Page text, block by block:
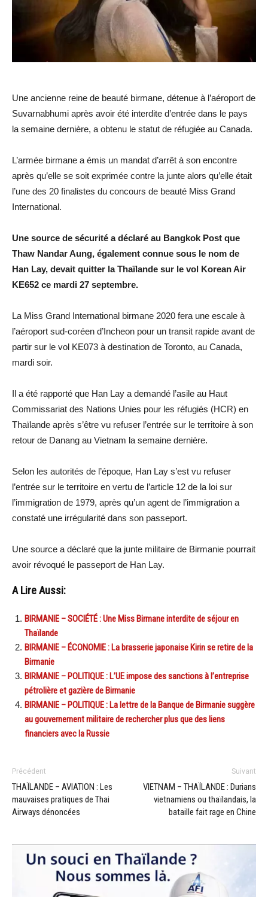
Une ancienne reine de beauté birmane, détenue à l’aéroport de
Suvarnabhumi après avoir été interdite d’entrée dans le pays
la semaine dernière, a obtenu le statut de réfugiée au Canada.
L’armée birmane a émis un mandat d’arrêt à son encontre
après qu’elle se soit exprimée contre la junte alors qu’elle était
l’une des 20 finalistes du concours de beauté Miss Grand
International.
Une source de sécurité a déclaré au Bangkok Post que
Thaw Nandar Aung, également connue sous le nom de
Han Lay, devait quitter la Thaïlande sur le vol Korean Air
KE652 ce mardi 27 septembre.
La Miss Grand International birmane 2020 fera une escale à
l’aéroport sud-coréen d’Incheon pour un transit rapide avant de
partir sur le vol KE073 à destination de Toronto, au Canada,
mardi soir.
Il a été rapporté que Han Lay a demandé l’asile au Haut
Commissariat des Nations Unies pour les réfugiés (HCR) en
Thaïlande après s’être vu refuser l’entrée sur le territoire à son
retour de Danang au Vietnam la semaine dernière.
Selon les autorités de l’époque, Han Lay s’est vu refuser
l’entrée sur le territoire en vertu de l’article 12 de la loi sur
l’immigration de 1979, après qu’un agent de l’immigration a
constaté une irrégularité dans son passeport.
Une source a déclaré que la junte militaire de Birmanie pourrait
avoir révoqué le passeport de Han Lay.
A Lire Aussi:
BIRMANIE – SOCIÉTÉ : Une Miss Birmane interdite de séjour en
Thaïlande
BIRMANIE – ÉCONOMIE : La brasserie japonaise Kirin se retire de la
Birmanie
BIRMANIE – POLITIQUE : L’UE impose des sanctions à l’entreprise
pétrolière et gazière de Birmanie
BIRMANIE – POLITIQUE : La lettre de la Banque de Birmanie suggère
au gouvernement militaire de rechercher plus que des liens
financiers avec la Russie
Précédent
THAÏLANDE – AVIATION : Les
mauvaises pratiques de Thai
Airways dénoncées
Suivant
VIETNAM – THAÏLANDE : Durians
vietnamiens ou thaïlandais, la
bataille fait rage en Chine